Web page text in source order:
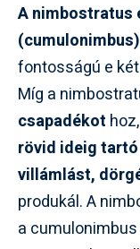
A nimbostratus
fontosságú e
Míg a
csapadékot
rövid ideig
villámlást,
produkál. A
a